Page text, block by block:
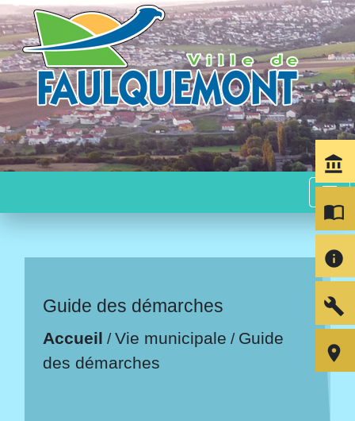
menu
Guide des démarches
Accueil /Vie municipale / Guide
des démarches
account_balance
import_contacts
info
build
room